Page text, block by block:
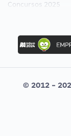
Concursos 2025
Concurso Ibama
Concurso MPU
Editais publicados
CONCURSOS POR
© 2012 -